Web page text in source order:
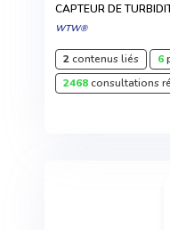
CAPTEUR DE
WTW®
2contenus liés 6
2468consultations